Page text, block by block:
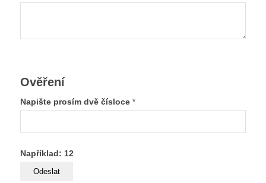
Ověření
Napište prosím dvě čísloce *
Například: 12